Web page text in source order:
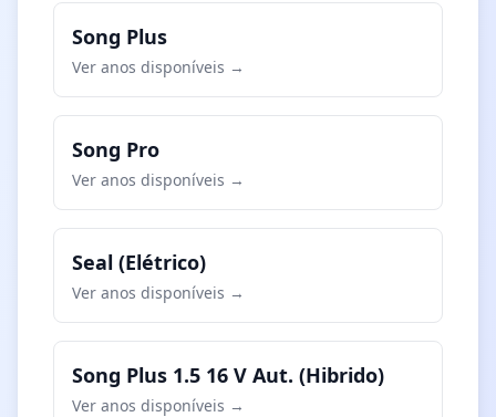
Song Plus
Ver anos disponíveis →
Song Pro
Ver anos disponíveis →
Seal (Elétrico)
Ver anos disponíveis →
Song Plus 1.5 16 V Aut. (Hibrido)
Ver anos disponíveis →